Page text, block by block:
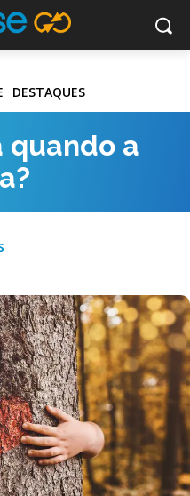
DESTAQUES
quando a